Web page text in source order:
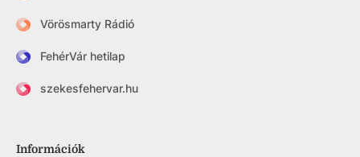
Vörösmarty Rádió
FehérVár hetilap
szekesfehervar.hu
Információk